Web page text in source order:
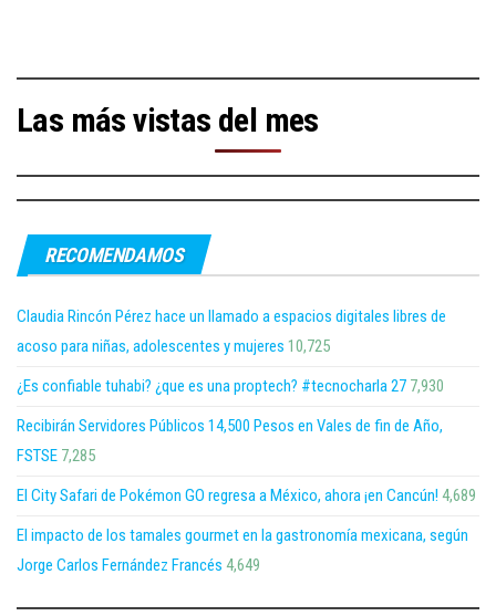
Las más vistas del mes
RECOMENDAMOS
Claudia Rincón Pérez hace un llamado a espacios digitales libres de
acoso para niñas, adolescentes y mujeres 10,725
¿Es confiable tuhabi? ¿que es una proptech? #tecnocharla 27 7,930
Recibirán Servidores Públicos 14,500 Pesos en Vales de fin de Año,
FSTSE 7,285
El City Safari de Pokémon GO regresa a México, ahora ¡en Cancún! 4,689
El impacto de los tamales gourmet en la gastronomía mexicana, según
Jorge Carlos Fernández Francés 4,649